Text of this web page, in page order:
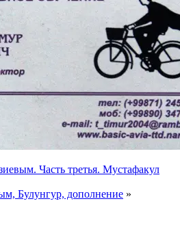
Часть третья. Мустафакул
Булунгур, дополнение »